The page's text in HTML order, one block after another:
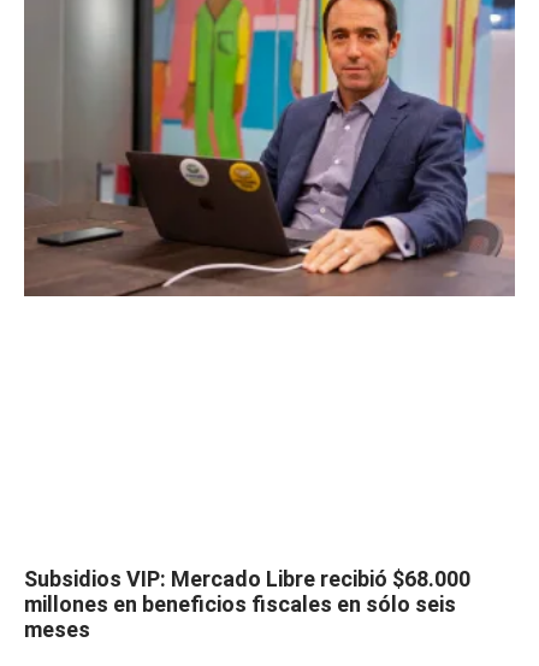
Subsidios VIP: Mercado Libre recibió $68.000
millones en beneficios fiscales en sólo seis
meses